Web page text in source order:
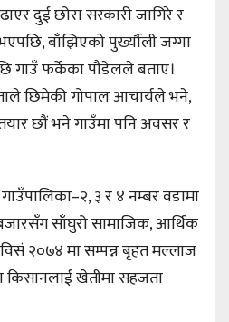
दुई छोरा सरकारी जागिरे र
बाँझिएको पुर्ख्यौली जग्गा
गाउँ फर्केका पौडेलले बताए।
छिमेकी गोपाल आचार्यले भने,
छौं भने गाउँमा पनि अवसर र
३ र ४ नम्बर वडामा
बजारसँग साँघुरो सामाजिक, आर्थिक
२०७४ मा सम्पन्न बृहत मल्लाज
खेतीमा सहजता